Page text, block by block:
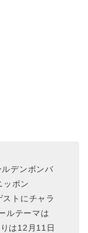
ルデンボンバ
ッポン
トにチャラ
ルテーマは
は12月11日